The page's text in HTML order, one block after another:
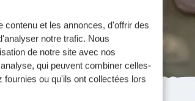
contenu et les annonces, d'offrir des
notre trafic. Nous
de notre site avec nos
qui peuvent combiner celles-
ou qu'ils ont collectées lors